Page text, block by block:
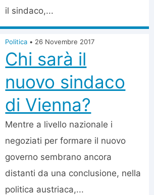
il sindaco,...
Politica • 26 Novembre 2017
Chi sarà il
nuovo sindaco
di Vienna?
Mentre a livello nazionale i
negoziati per formare il nuovo
governo sembrano ancora
distanti da una conclusione, nella
politica austriaca,...